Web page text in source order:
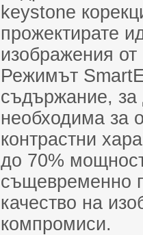
keystone
прожектирате
изображения
Режимът
съдържание, за
необходима за
контрастни
до 70%
същевременно
качество на
компромиси.